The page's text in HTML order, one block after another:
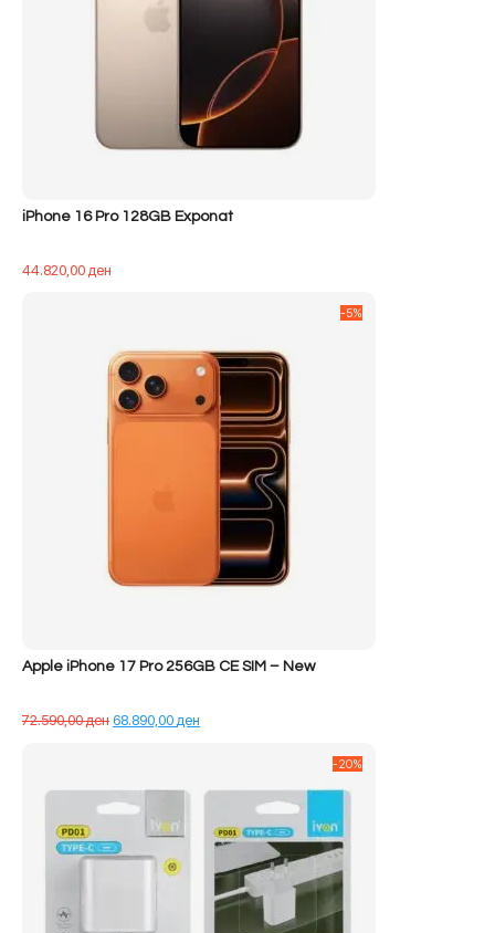
iPhone 16 Pro 128GB Exponat
44.820,00ден
Apple iPhone 17 Pro 256GB CE SIM – New
72.590,00денÇmimi
68.890,00ден
68.890,00 ден.
-5%
-20%